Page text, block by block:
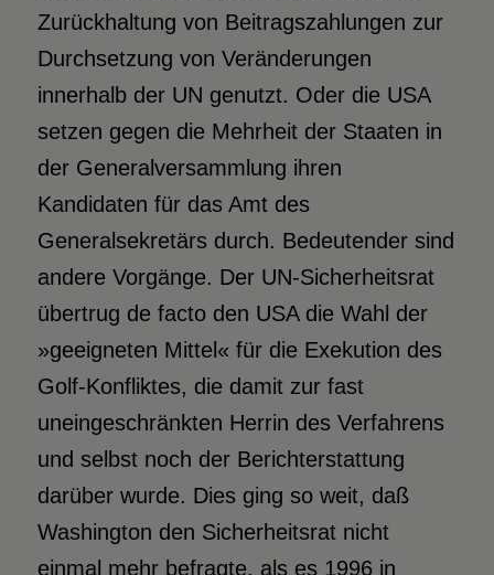
Zurückhaltung von Beitragszahlungen zur
Durchsetzung von Veränderungen
innerhalb der UN genutzt. Oder die USA
setzen gegen die Mehrheit der Staaten in
der Generalversammlung ihren
Kandidaten für das Amt des
Generalsekretärs durch. Bedeutender sind
andere Vorgänge. Der UN-Sicherheitsrat
übertrug de facto den USA die Wahl der
»geeigneten Mittel« für die Exekution des
Golf-Konfliktes, die damit zur fast
uneingeschränkten Herrin des Verfahrens
und selbst noch der Berichterstattung
darüber wurde. Dies ging so weit, daß
Washington den Sicherheitsrat nicht
einmal mehr befragte, als es 1996 in